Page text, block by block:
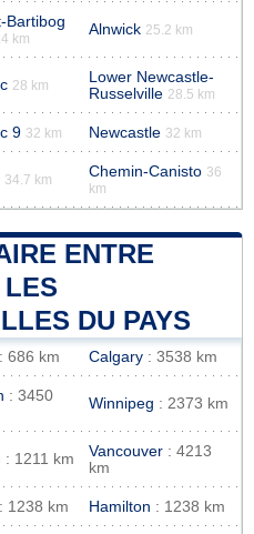
Bartibog
km
Alnwick 25.2 km
28 km
Lower Newcastle-
Russelville 28.5 km
9 32 km Newcastle 32 km
34.7 km Chemin-Canisto 36
km
ENTRE
DU PAYS
: 686 km Calgary : 3538 km
: 3450
Winnipeg : 2373 km
: 1211 km Vancouver : 4213
km
: 1238 km Hamilton : 1238 km